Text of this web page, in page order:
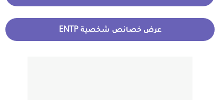
عرض خصائص شخصية ENTP